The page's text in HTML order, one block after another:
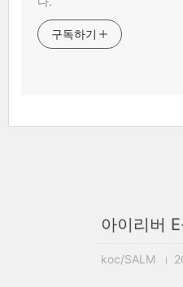
구독하기
아이리버
koc/SALM